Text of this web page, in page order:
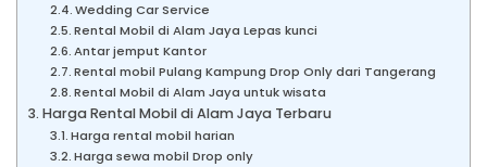
Wedding Car Service
Rental Mobil di Alam Jaya Lepas kunci
Antar jemput Kantor
Rental mobil Pulang Kampung Drop Only dari Tangerang
Rental Mobil di Alam Jaya untuk wisata
Harga Rental Mobil di Alam Jaya Terbaru
Harga rental mobil harian
Harga sewa mobil Drop only